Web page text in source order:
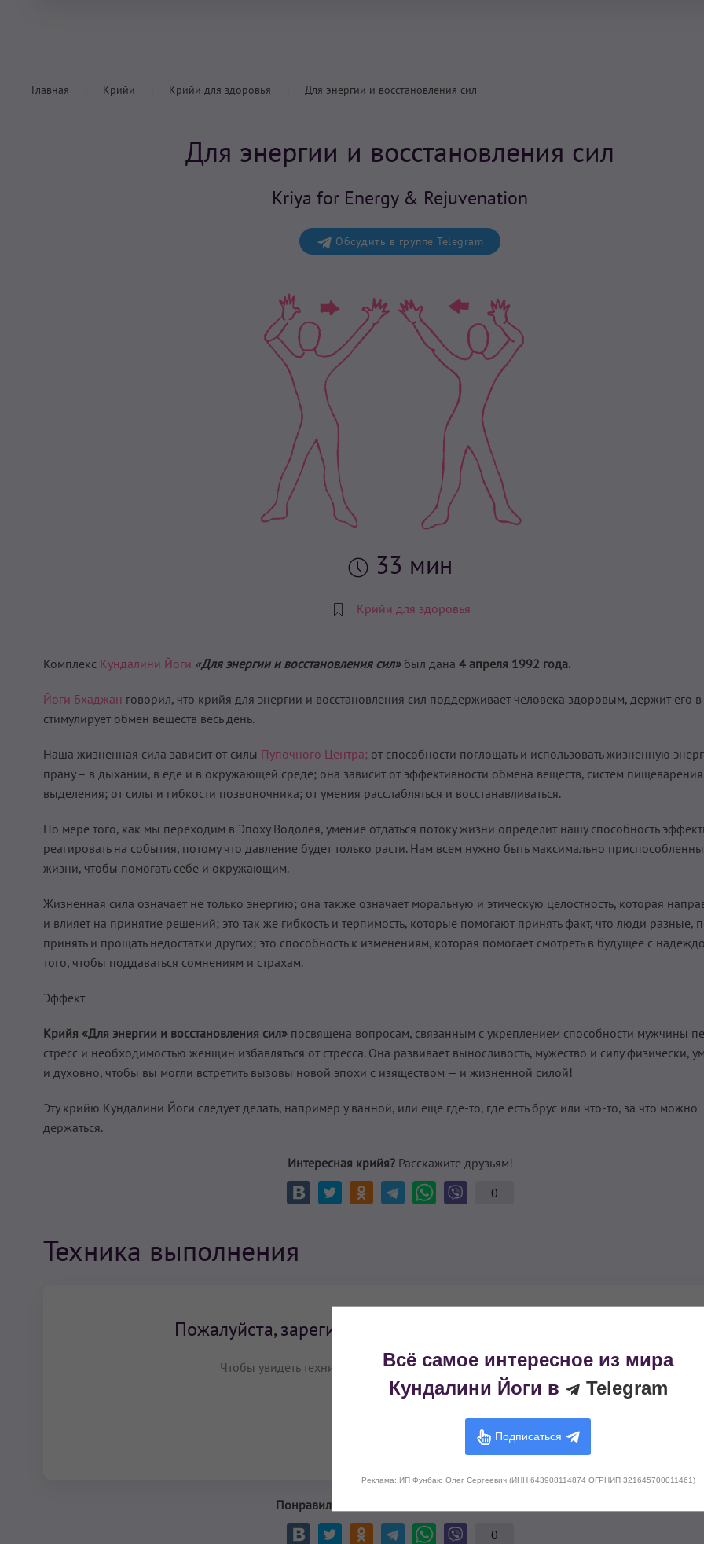
Главная Крийи Крийи для здоровья Для энергии и восстановления сил
Для энергии и восстановления сил
Kriya for Energy & Rejuvenation
Обсудить в группе Telegram
33 мин
Крийи для здоровья
Комплекс Кундалини Йоги «Для энергии и восстановления сил»был дана 4 апреля 1992 года.
Йоги Бхаджан говорил, что крийя для энергии и восстановления сил поддерживает человека здоровым, держит его
стимулирует обмен веществ весь день.
Наша жизненная сила зависит от силы Пупочного Центра; от способности поглощать и использовать жизненную
прану – в дыхании, в еде и в окружающей среде; она зависит от эффективности обмена веществ, систем
выделения; от силы и гибкости позвоночника; от умения расслабляться и восстанавливаться.
По мере того, как мы переходим в Эпоху Водолея, умение отдаться потоку жизни определит нашу способность
реагировать на события, потому что давление будет только расти. Нам всем нужно быть максимально
жизни, чтобы помогать себе и окружающим.
Жизненная сила означает не только энергию; она также означает моральную и этическую целостность, которая
и влияет на принятие решений; это так же гибкость и терпимость, которые помогают принять факт, что люди разные,
принять и прощать недостатки других; это способность к изменениям, которая помогает смотреть в будущее с
того, чтобы поддаваться сомнениям и страхам.
Эффект
Крийя «Для энергии и восстановления сил» посвящена вопросам, связанным с укреплением способности мужчины
стресс и необходимостью женщин избавляться от стресса. Она развивает выносливость, мужество и силу физически,
и духовно, чтобы вы могли встретить вызовы новой эпохи с изяществом — и жизненной силой!
Эту крийю Кундалини Йоги следует делать, например у ванной, или еще где-то, где есть брус или что-то, за что можно
держаться.
Интересная крийя?Расскажите друзьям!
0
Техника выполнения
Пожалуйста, зарегистрируйтесь или войдите в систему
Чтобы увидеть технику выполнения крийи, нажмите на кнопку 👇
Понравилась крийя?
0
Всё самое интересное из мира
Кундалини Йоги в
Telegram
Подписаться
Реклама: ИП Фунбаю Олег Сергеевич (ИНН 643908114874 ОГРНИП 321645700011461)